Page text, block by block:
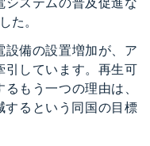
た。
備の設置増加が、ア
引しています。再生可
もう一つの理由は、
するという同国の目標